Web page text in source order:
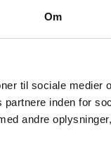
Om
til sociale medier
inden for
andre
til dit aktuelle
eller
både gode og